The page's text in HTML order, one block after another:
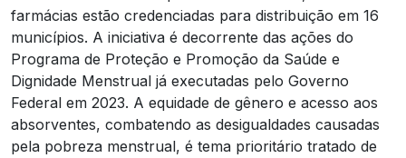
farmácias estão credenciadas para distribuição em 16
municípios. A iniciativa é decorrente das ações do
Programa de Proteção e Promoção da Saúde e
Dignidade Menstrual já executadas pelo Governo
Federal em 2023. A equidade de gênero e acesso aos
absorventes, combatendo as desigualdades causadas
pela pobreza menstrual, é tema prioritário tratado de